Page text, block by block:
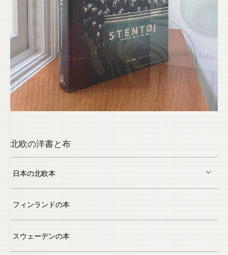
北欧の洋書と布
日本の北欧本
フィンランドの本
スウェーデンの本